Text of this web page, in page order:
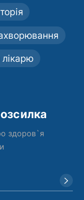
здоров`я